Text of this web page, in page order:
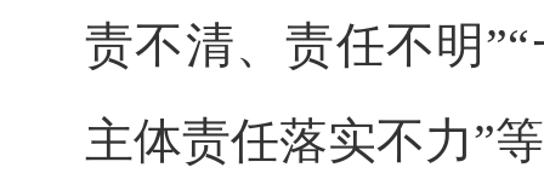
责不清、责任不明
主体责任落实不力”